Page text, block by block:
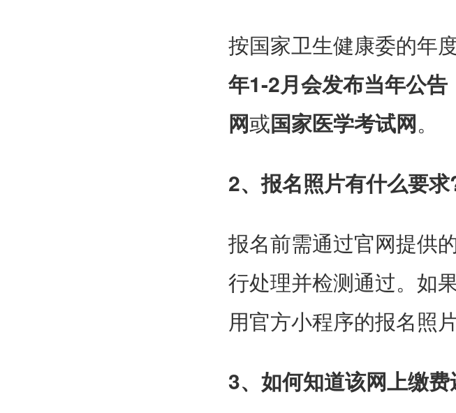
按国家卫生健康委的年
年1-2月会发布当年公告
网或国家医学考试网。
2、报名照片有什么要求
报名前需通过官网提供
行处理并检测通过。如
用官方小程序的报名照
3、如何知道该网上缴